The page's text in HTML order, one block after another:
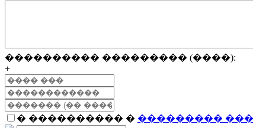
���������� ��������� (����):
+
� ���������� � ���������